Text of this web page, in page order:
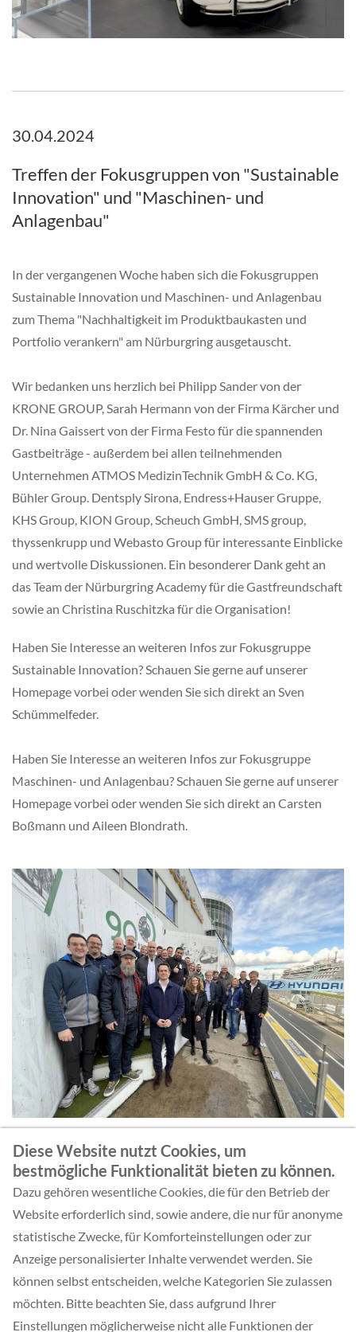
30.04.2024
Treffen der Fokusgruppen von "Sustainable
Innovation" und "Maschinen- und
Anlagenbau"
In der vergangenen Woche haben sich die Fokusgruppen
Sustainable Innovation und Maschinen- und Anlagenbau
zum Thema "Nachhaltigkeit im Produktbaukasten und
Portfolio verankern" am Nürburgring ausgetauscht.
Wir bedanken uns herzlich bei Philipp Sander von der
KRONE GROUP, Sarah Hermann von der Firma Kärcher und
Dr. Nina Gaissert von der Firma Festo für die spannenden
Gastbeiträge - außerdem bei allen teilnehmenden
Unternehmen ATMOS MedizinTechnik GmbH & Co. KG,
Bühler Group. Dentsply Sirona, Endress+Hauser Gruppe,
KHS Group, KION Group, Scheuch GmbH, SMS group,
thyssenkrupp und Webasto Group für interessante Einblicke
und wertvolle Diskussionen. Ein besonderer Dank geht an
das Team der Nürburgring Academy für die Gastfreundschaft
sowie an Christina Ruschitzka für die Organisation!
Haben Sie Interesse an weiteren Infos zur Fokusgruppe
Sustainable Innovation? Schauen Sie gerne auf unserer
Homepage vorbei oder wenden Sie sich direkt an Sven
Schümmelfeder.
Haben Sie Interesse an weiteren Infos zur Fokusgruppe
Maschinen- und Anlagenbau? Schauen Sie gerne auf unserer
Homepage vorbei oder wenden Sie sich direkt an Carsten
Boßmann und Aileen Blondrath.
1 ... 39 40 41 42
Diese Website nutzt Cookies, um
bestmögliche Funktionalität bieten zu können.
Dazu gehören wesentliche Cookies, die für den Betrieb der
Website erforderlich sind, sowie andere, die nur für anonyme
statistische Zwecke, für Komforteinstellungen oder zur
Anzeige personalisierter Inhalte verwendet werden. Sie
können selbst entscheiden, welche Kategorien Sie zulassen
möchten. Bitte beachten Sie, dass aufgrund Ihrer
Einstellungen möglicherweise nicht alle Funktionen der